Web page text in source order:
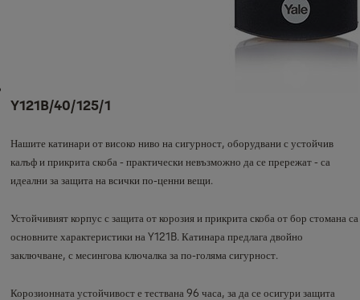
Y121B/40/125/1
Нашите катинари от високо ниво на сигурност, оборудвани с устойчив
калъф и прикрита скоба - практически невъзможно да се прережат - са
идеални за защита на всички по-ценни вещи.
Устойчивият корпус с защита от корозия и прикрита скоба от бор стомана са
основните характеристики на Y121B. Катинара предлага двойно
заключване, с месингова ключалка за по-голяма сигурност.
Корозионната устойчивост е тествана 96 часа, за да се осигури защита